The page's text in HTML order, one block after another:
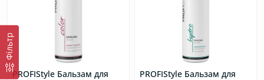
Фільтр
PROFIStyle Бальзам для
PROFIStyle Бальзам для